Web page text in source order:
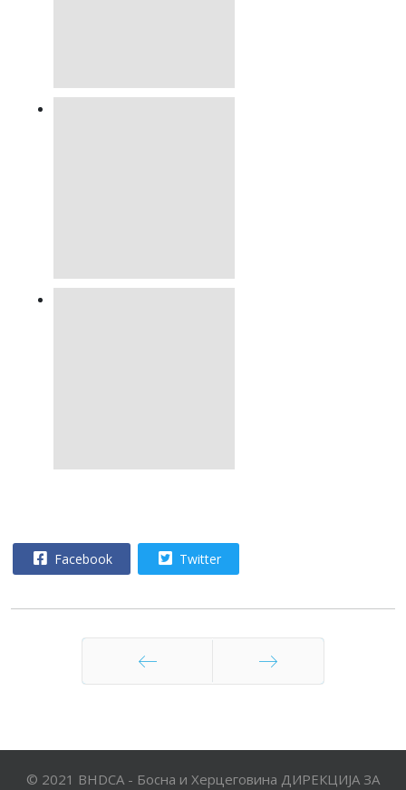
Facebook Twitter
© 2021 BHDCA - Босна и Херцеговина ДИРЕКЦИЈА ЗА